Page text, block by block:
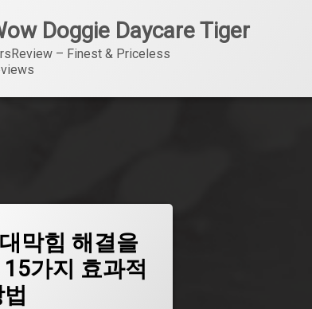
Doggie Daycare Tiger
– Finest & Priceless
막힘 해결을
가지 효과적
힘
힘
힘